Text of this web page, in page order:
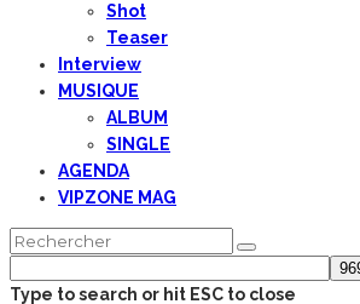
Shot
Teaser
Interview
MUSIQUE
ALBUM
SINGLE
AGENDA
VIPZONE MAG
Type to search or hit ESC to close